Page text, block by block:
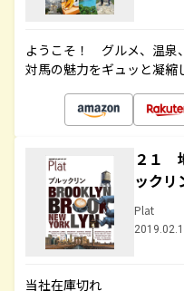
ようこそ！ グルメ、温泉
対馬の魅力をギュッと凝縮
２１
ックリ
Plat
当社在庫切れ